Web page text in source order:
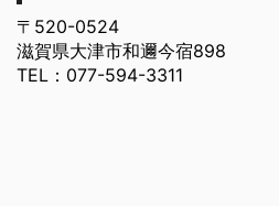
〒520-0524
滋賀県大津市和邇今宿898
TEL：077-594-3311